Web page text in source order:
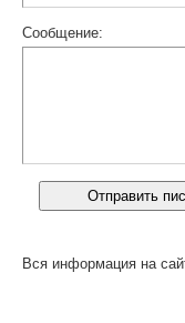
Сообщение:
Вся информация на